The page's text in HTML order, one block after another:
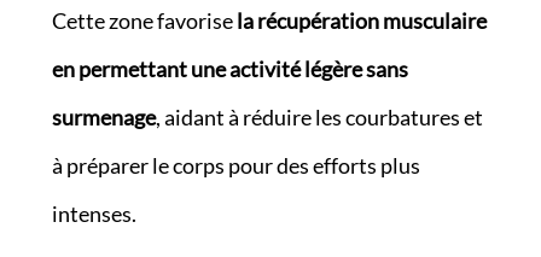
Cette zone favorisela récupération musculaire
en permettant une activité légère sans
surmenage, aidant à réduire les courbatures et
à préparer le corps pour des efforts plus
intenses.